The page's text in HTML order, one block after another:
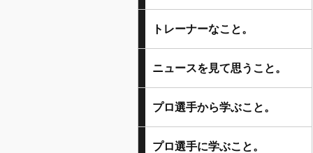
トレーナーなこと。
ニュースを見て思うこと。
プロ選手から学ぶこと。
プロ選手に学ぶこと。